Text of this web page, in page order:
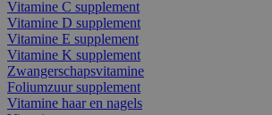
Vitamine C supplement
Vitamine D supplement
Vitamine E supplement
Vitamine K supplement
Zwangerschapsvitamine
Foliumzuur supplement
Vitamine haar en nagels